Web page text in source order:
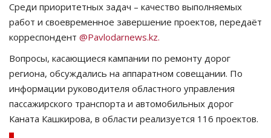
Курултай
Язык
Қазақша Русский
Среди приоритетных задач – качество выполняемых
работ и своевременное завершение проектов, передаёт
корреспондент @Pavlodarnews.kz.
Вопросы, касающиеся кампании по ремонту дорог
региона, обсуждались на аппаратном совещании. По
информации руководителя областного управления
пассажирского транспорта и автомобильных дорог
Каната Кашкирова, в области реализуется 116 проектов.